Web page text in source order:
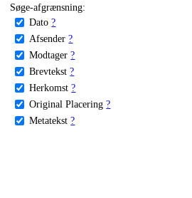
Søge-afgrænsning:
Dato ?
Afsender ?
Modtager ?
Brevtekst ?
Herkomst ?
Original Placering ?
Metatekst ?